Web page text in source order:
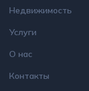
Недвижимость
Услуги
О нас
Контакты